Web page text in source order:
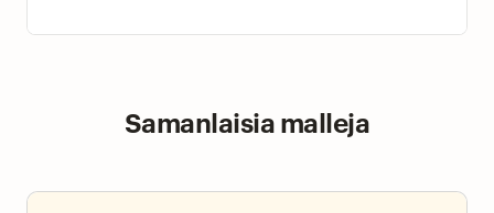
Samanlaisia malleja